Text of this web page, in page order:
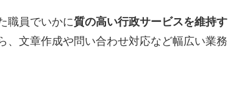
職員でいかに質の高い行政サービスを維持す
、文章作成や問い合わせ対応など幅広い業務